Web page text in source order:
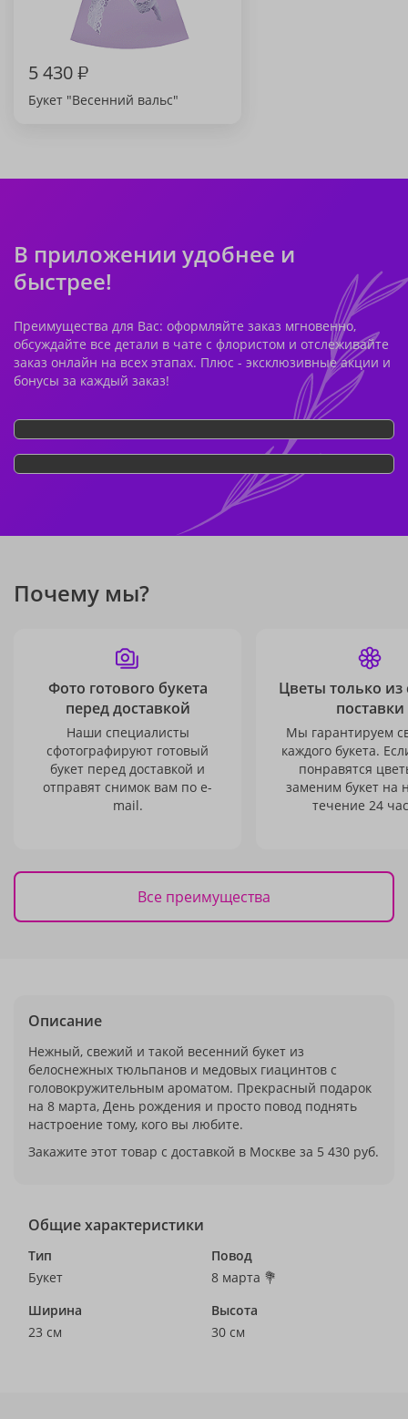
5 430₽
Букет "Весенний вальс"
В приложении удобнее и
быстрее!
Преимущества для Вас: оформляйте заказ мгновенно,
обсуждайте все детали в чате с флористом и отслеживайте
заказ онлайн на всех этапах. Плюс - эксклюзивные акции и
бонусы за каждый заказ!
Почему мы?
Фото готового букета
перед доставкой
Наши специалисты
сфотографируют готовый
букет перед доставкой и
отправят снимок вам по e-
mail.
Цветы только из
поставки
Мы гарантируем
каждого букета.
понравятся
заменим букет на
течение 24
Все преимущества
Описание
Нежный, свежий и такой весенний букет из
белоснежных тюльпанов и медовых гиацинтов с
головокружительным ароматом. Прекрасный подарок
на 8 марта, День рождения и просто повод поднять
настроение тому, кого вы любите.
Закажите этот товар с доставкой в Москве за 5 430 руб.
Общие характеристики
Тип
Букет
Повод
8 марта 💐
Ширина
23 см
Высота
30 см